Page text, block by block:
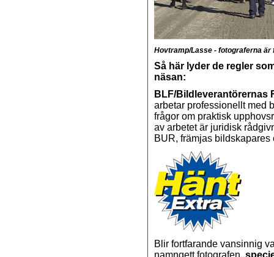
Hovtramp/Lasse - fotograferna är
Så här lyder de regler
näsan:
BLF/Bildleverantörernas
arbetar professionellt med
frågor om praktisk
av arbetet är juridisk
BUR, främjas
Blir fortfarande vansinnig
namngett fotografen,